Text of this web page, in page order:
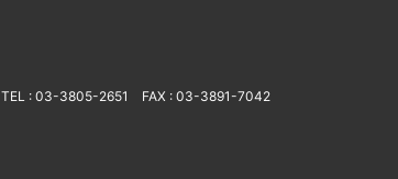
TEL : 03-3805-2651 FAX : 03-3891-7042